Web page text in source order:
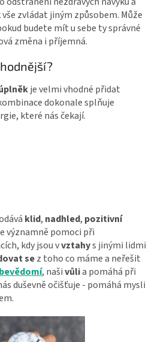
zvládat jiným způsobem. Může
budete mít u sebe ty správné
změna i příjemná.
je velmi vhodné přidat
dokonale splňuje
které nás čekají.
klid, nadhled, pozitivní
významně pomoci při
kdy jsou vvztahys jinými lidmi
sez toho co máme a neřešit
, našivůlia pomáhá při
duševně očišťuje - pomáhá mysli